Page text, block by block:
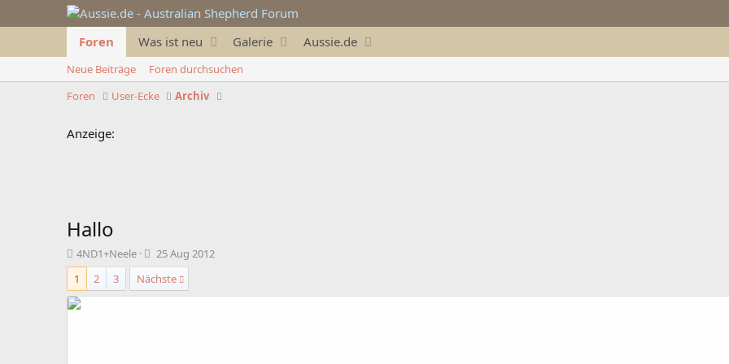
Foren Was ist neu Galerie Aussie.de
Neue Beiträge
Foren durchsuchen
Foren
User-Ecke Archiv
Anzeige:
Hallo
T
h
e
m
e
4ND1+Neele
B
e
g
i
25 Aug 2012
1
2 3 Nächste